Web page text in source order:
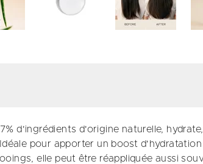
d'ingrédients d'origine naturelle,
pour apporter un boost
elle peut être réappliquée aussi